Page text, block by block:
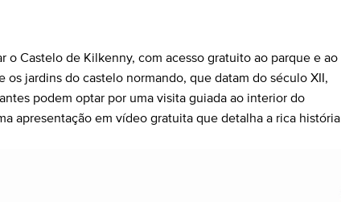
o Castelo de Kilkenny, com acesso gratuito ao parque e ao
os jardins do castelo normando, que datam do século XII,
podem optar por uma visita guiada ao interior do
apresentação em vídeo gratuita que detalha a rica história